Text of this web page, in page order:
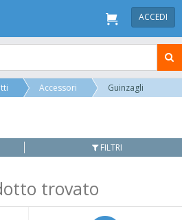
ACCEDI
Accessori Guinzagli
FILTRI
trovato